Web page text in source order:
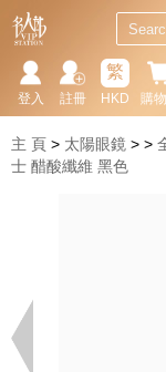
購
繁
HKD
註冊
登入
主 頁 太陽眼鏡
士 醋酸纖維 黑色